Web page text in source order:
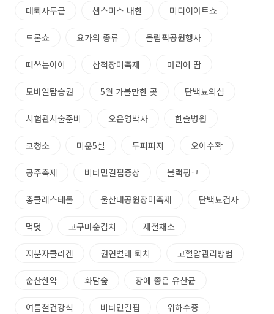
대퇴사두근 샘스미스 내한 미디어아트쇼
드론쇼 요가의 종류 올림픽공원행사
떼쓰는아이 삼척장미축제 머리에 땀
모바일탑승권 5월 가볼만한 곳 단백뇨의심
시험관시술준비 오은영박사 한솔병원
코청소 미운5살 두피피지 오이수확
공주축제 비타민결핍증상 블랙핑크
총콜레스테롤 울산대공원장미축제 단백뇨검사
먹덧 고구마순김치 제철채소
저분자콜라겐 권연벌레 퇴치 고혈압관리방법
순산한약 화담숲 장에 좋은 유산균
여름철건강식 비타민결핍 위하수증